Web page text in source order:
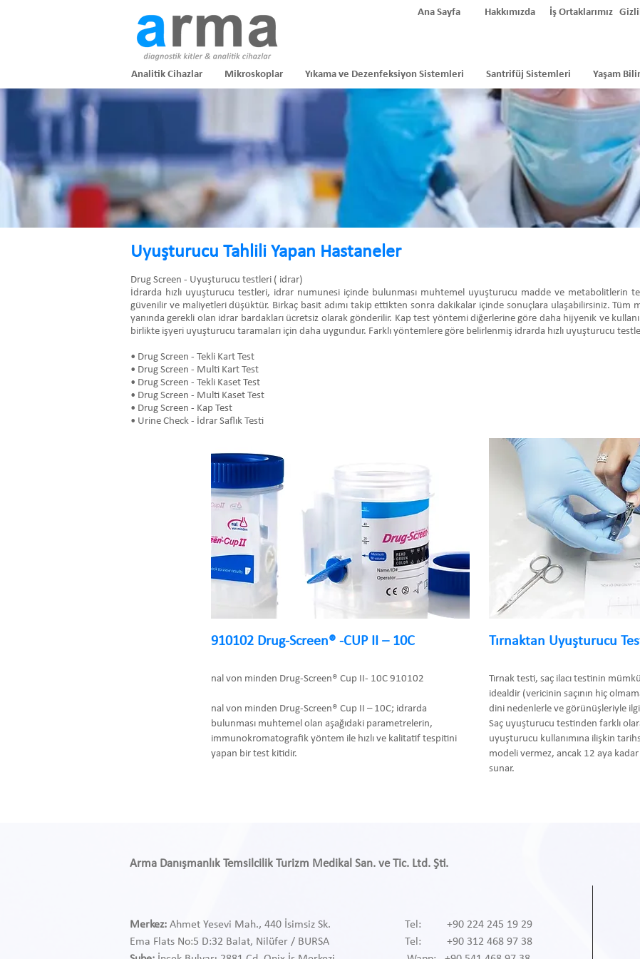
Analitik Cihazlar Mikroskoplar Yıkama ve Dezenfeksiyon Sistemleri Santrifüj Sistemleri Yaşam
Ana Sayfa Hakkımızda İş Ortaklarımız
Uyuşturucu Tahlili Yapan Hastaneler
Drug Screen - Uyuşturucu testleri ( idrar)
İdrarda hızlı uyuşturucu testleri, idrar numunesi içinde bulunması muhtemel uyuşturucu madde ve metabolitlerin
güvenilir ve maliyetleri düşüktür. Birkaç basit adımı takip ettikten sonra dakikalar içinde sonuçlara ulaşabilirsiniz.
yanında gerekli olan idrar bardakları ücretsiz olarak gönderilir. Kap test yöntemi diğerlerine göre daha hijyenik ve
birlikte işyeri uyuşturucu taramaları için daha uygundur. Farklı yöntemlere göre belirlenmiş idrarda hızlı uyuşturucu
• Drug Screen - Tekli Kart Test
• Drug Screen - Multi Kart Test
• Drug Screen - Tekli Kaset Test
• Drug Screen - Multi Kaset Test
• Drug Screen - Kap Test
• Urine Check - İdrar Saflık Testi
910102 Drug-Screen® -CUP II – 10C
nal von minden Drug-Screen® Cup II- 10C 910102
nal von minden Drug-Screen® Cup II – 10C; idrarda
bulunması muhtemel olan aşağıdaki parametrelerin,
immunokromatografik yöntem ile hızlı ve kalitatif tespitini
yapan bir test kitidir.
Tırnaktan Uyuşturucu
Tırnak testi, saç ilacı testinin
idealdir (vericinin saçının hiç
dini nedenlerle ve görünüşleriyle
Saç uyuşturucu testinden farklı
uyuşturucu kullanımına ilişkin
modeli vermez, ancak 12 aya kadar
sunar.
Arma Danışmanlık Temsilcilik Turizm Medikal San. ve Tic. Ltd. Şti.
Merkez: Ahmet Yesevi Mah., 440 İsimsiz Sk.
Ema Flats No:5 D:32 Balat, Nilüfer / BURSA
Tel: +90 224 245 19 29
Tel: +90 312 468 97 38